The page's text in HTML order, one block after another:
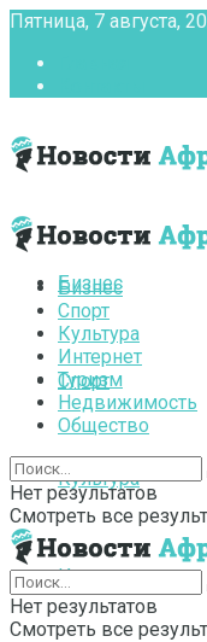
Пятница, 7 августа,
Бизнес
Спорт
Культура
Интернет
Бизнес
Спорт
Культура
Интернет
Туризм
Недвижимость
Общество
Нет результатов
Смотреть все
Нет результатов
Смотреть все